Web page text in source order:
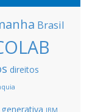
Brasil
direitos
generativa IBM